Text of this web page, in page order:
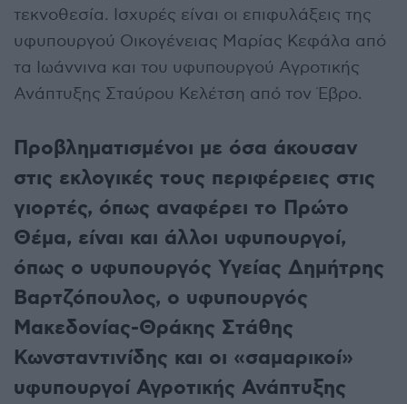
τεκνοθεσία. Ισχυρές είναι οι επιφυλάξεις της
υφυπουργού Οικογένειας Μαρίας Κεφάλα από
τα Ιωάννινα και του υφυπουργού Αγροτικής
Ανάπτυξης Σταύρου Κελέτση από τον Έβρο.
Προβληματισμένοι με όσα άκουσαν
στις εκλογικές τους περιφέρειες στις
γιορτές, όπως αναφέρει το Πρώτο
Θέμα, είναι και άλλοι υφυπουργοί,
όπως ο υφυπουργός Υγείας Δημήτρης
Βαρτζόπουλος, ο υφυπουργός
Μακεδονίας-Θράκης Στάθης
Κωνσταντινίδης και οι «σαμαρικοί»
υφυπουργοί Αγροτικής Ανάπτυξης